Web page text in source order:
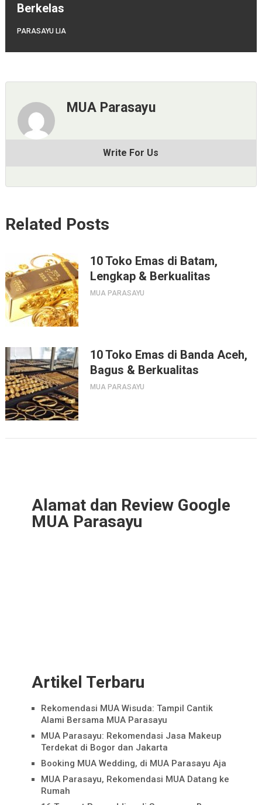
Berkelas
PARASAYU LIA
MUA Parasayu
Write For Us
Related Posts
10 Toko Emas di Batam,
Lengkap & Berkualitas
MUA PARASAYU
10 Toko Emas di Banda Aceh,
Bagus & Berkualitas
MUA PARASAYU
Alamat dan Review Google
MUA Parasayu
Artikel Terbaru
Rekomendasi MUA Wisuda: Tampil Cantik
Alami Bersama MUA Parasayu
MUA Parasayu: Rekomendasi Jasa Makeup
Terdekat di Bogor dan Jakarta
Booking MUA Wedding, di MUA Parasayu Aja
MUA Parasayu, Rekomendasi MUA Datang ke
Rumah